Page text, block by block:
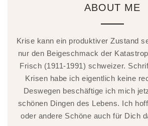
ABOUT ME
Krise kann ein produktiver Zustand
nur den Beigeschmack der
Frisch (1911-1991) schweizer.
Krisen habe ich eigentlich keine
Deswegen beschäftige ich mich
schönen Dingen des Lebens. Ich
oder andere Schöne auch für Dich